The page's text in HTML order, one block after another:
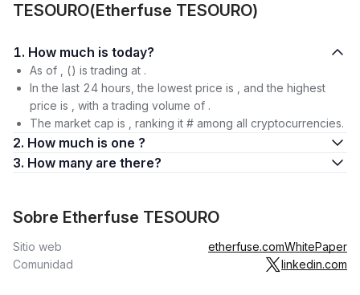
TESOURO(Etherfuse TESOURO)
1. How much is today?
As of , () is trading at .
In the last 24 hours, the lowest price is , and the highest
price is , with a trading volume of .
The market cap is , ranking it # among all cryptocurrencies.
2. How much is one ?
3. How many are there?
Sobre Etherfuse TESOURO
Sitio web etherfuse.comWhitePaper
Comunidad
linkedin.com